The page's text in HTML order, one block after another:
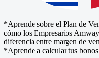
*Aprende sobre el Plan de
cómo los Empresarios
diferencia entre margen de
*Aprende a calcular tus